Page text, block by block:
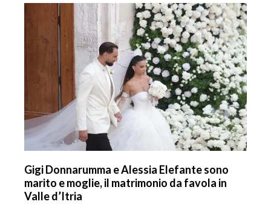
Gigi Donnarumma e Alessia Elefante sono
marito e moglie, il matrimonio da favola in
Valle d’Itria